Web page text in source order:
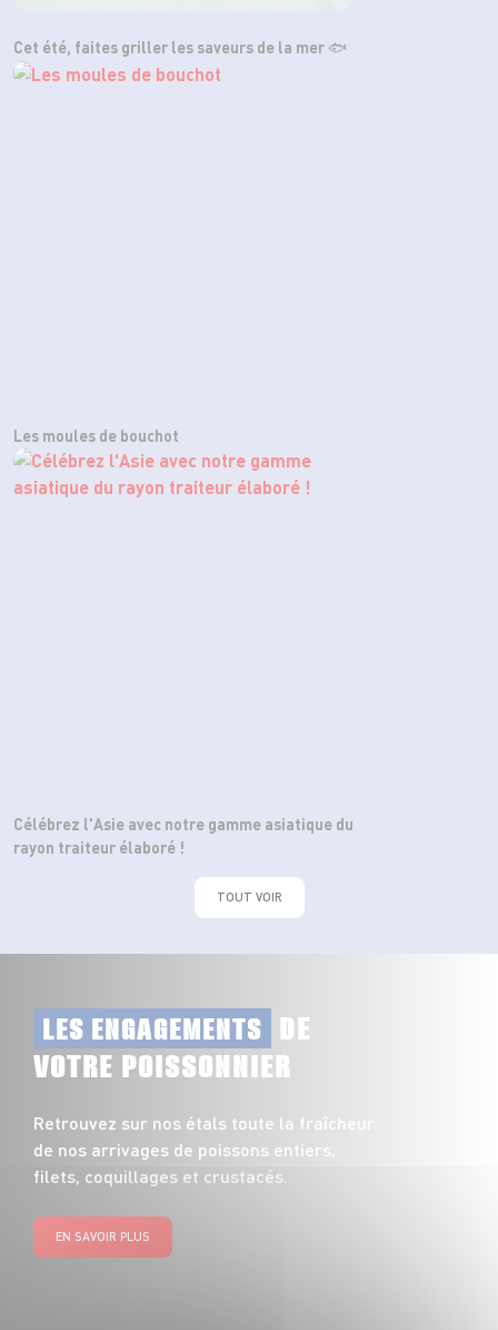
Cet été, faites griller les saveurs de la mer 🐟
Les moules de bouchot
Célébrez l'Asie avec notre gamme asiatique du
rayon traiteur élaboré !
TOUT VOIR
LES ENGAGEMENTS DE
VOTRE POISSONNIER
Retrouvez sur nos étals toute la fraîcheur
de nos arrivages de poissons entiers,
filets, coquillages et crustacés.
EN SAVOIR PLUS